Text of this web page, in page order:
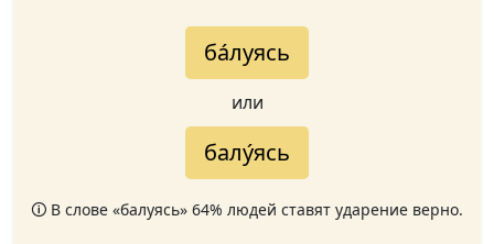
ба́луясь
или
балу́ясь
🛈 В слове «балуясь» 64% людей ставят ударение верно.